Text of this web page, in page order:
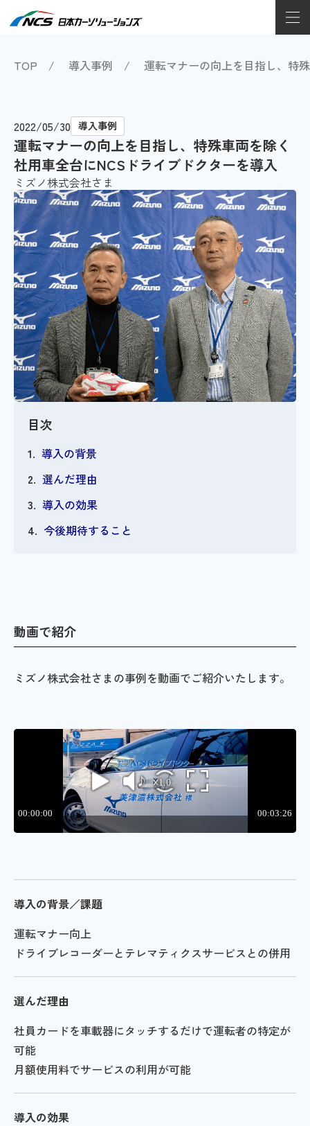
TOP 導入事例 運転マナーの向上を目指し、特
2022/05/30 導入事例
運転マナーの向上を目指し、特殊車両を除く
社用車全台にNCSドライブドクターを導入
ミズノ株式会社さま
目次
導入の背景
選んだ理由
導入の効果
今後期待すること
動画で紹介
ミズノ株式会社さまの事例を動画でご紹介いたします。
導入の背景／課題
運転マナー向上
ドライブレコーダーとテレマティクスサービスとの併用
選んだ理由
社員カードを車載器にタッチするだけで運転者の特定が
可能
月額使用料でサービスの利用が可能
導入の効果